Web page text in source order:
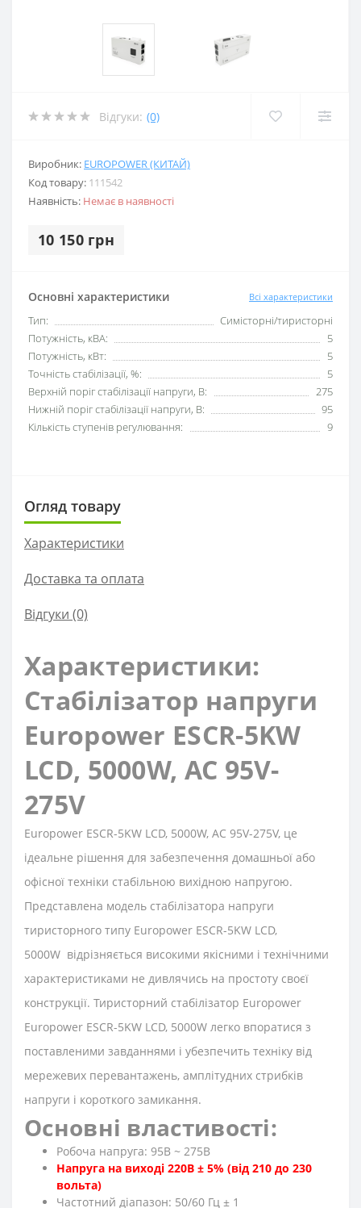
Відгуки: (0)
Виробник: EUROPOWER (КИТАЙ)
Код товару: 111542
Наявність: Немає в наявності
10 150 грн
Основні характеристики Всі характеристики
Тип:
Симісторні/тиристорні
Потужність, кВА:
5
Потужність, кВт:
5
Точність стабілізації, %:
5
Верхній поріг стабілізації напруги, В:
275
Нижній поріг стабілізації напруги, В:
95
Кількість ступенів регулювання:
9
Огляд товару
Характеристики
Доставка та оплата
Відгуки (0)
Характеристики:
Стабілізатор напруги
Europower ESCR-5KW
LCD, 5000W, AC 95V-
275V
Europower ESCR-5KW LCD, 5000W, AC 95V-275V, це
ідеальне рішення для забезпечення домашньої або
офісної техніки стабільною вихідною напругою.
Представлена модель стабілізатора напруги
тиристорного типу Europower ESCR-5KW LCD,
5000W відрізняється високими якісними і технічними
характеристиками не дивлячись на простоту своєї
конструкції. Тиристорний стабілізатор Europower
Europower ESCR-5KW LCD, 5000W легко впоратися з
поставленими завданнями і убезпечить техніку від
мережевих перевантажень, амплітудних стрибків
напруги і короткого замикання.
Основні властивості:
Робоча напруга: 95В ~ 275В
Напруга на виході 220В ± 5% (від 210 до 230
вольта)
Частотний діапазон: 50/60 Гц ± 1